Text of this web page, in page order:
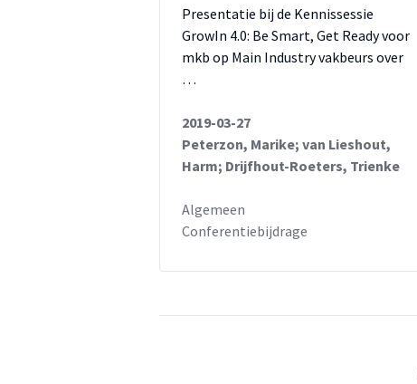
Presentatie bij de Kennissessie
GrowIn 4.0: Be Smart, Get Ready voor
mkb op Main Industry vakbeurs over
…
2019-03-27
Peterzon, Marike; van Lieshout,
Harm; Drijfhout-Roeters, Trienke
Algemeen
Conferentiebijdrage